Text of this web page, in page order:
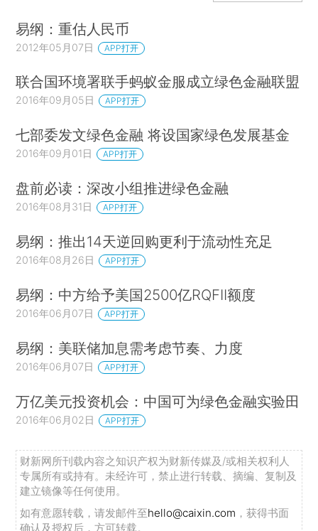
易纲：重估人民币
2012年05月07日 APP打开
联合国环境署联手蚂蚁金服成立绿色金融联盟
2016年09月05日 APP打开
七部委发文绿色金融 将设国家绿色发展基金
2016年09月01日 APP打开
盘前必读：深改小组推进绿色金融
2016年08月31日 APP打开
易纲：推出14天逆回购更利于流动性充足
2016年08月26日 APP打开
易纲：中方给予美国2500亿RQFII额度
2016年06月07日 APP打开
易纲：美联储加息需考虑节奏、力度
2016年06月07日 APP打开
万亿美元投资机会：中国可为绿色金融实验田
2016年06月02日 APP打开
财新网所刊载内容之知识产权为财新传媒及/或相关权利人
专属所有或持有。未经许可，禁止进行转载、摘编、复制及
建立镜像等任何使用。
如有意愿转载，请发邮件至hello@caixin.com ，获得书面
确认及授权后，方可转载。